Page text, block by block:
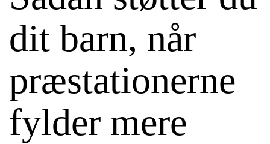
dit barn, når
præstationerne
fylder mere